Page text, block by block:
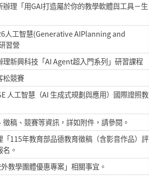
理「用GAI打造屬於你的教學軟體與工具－生
人工智慧(Generative AIPlanning and
習營
新興科技「AI Agent超入門系列」研習課程
松競賽
人工智慧（AI 生成式規劃與應用）國際證照教
稿、競賽等資訊，詳如附件，請參閱。
115年教育部品德教育徵稿（含影音作品）評
。
教學團體優惠專案」相關事宜。